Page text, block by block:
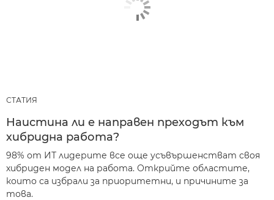
СТАТИЯ
Наистина ли е направен преходът към
хибридна работа?
98% от ИТ лидерите все още усъвършенстват своя
хибриден модел на работа. Открийте областите,
които са избрали за приоритетни, и причините за
това.